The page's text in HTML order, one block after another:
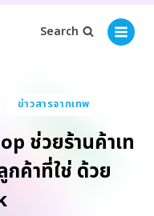
Search
ข่าวสารจากเทพ
ช่วยร้านค้าเท
ค้าที่ใช่ ด้วย